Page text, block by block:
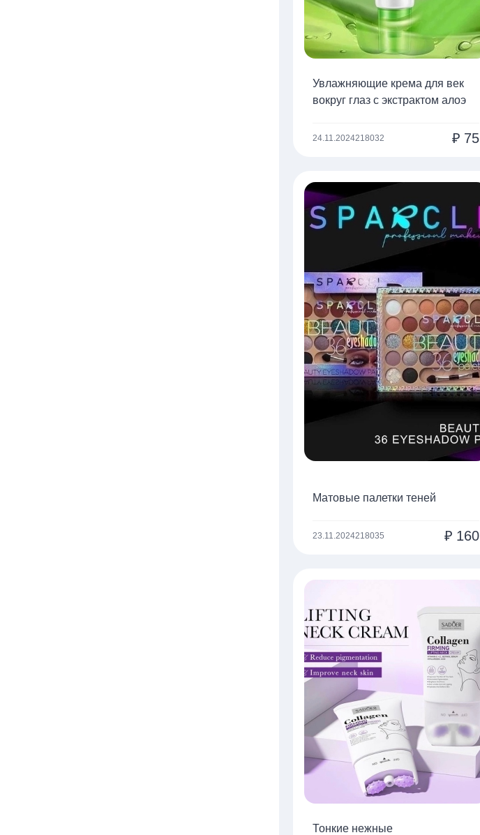
Увлажняющие крема для век
вокруг глаз с экстрактом алоэ
24.11.2024218032 ₽ 75
Матовые палетки теней
23.11.2024218035 ₽ 160
Тонкие нежные